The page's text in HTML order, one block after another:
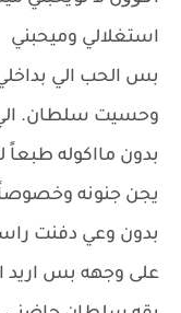
استغلالي وميحبني
بس الحب الي
وحسيت سلطان.
بدون مااكوله طبعاً
يجن جنونه
بدون وعي دفنت
على وجهه بس